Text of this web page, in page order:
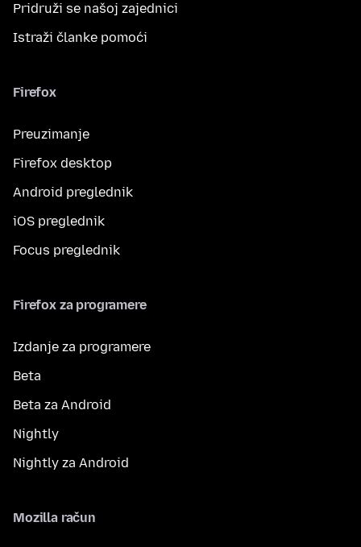
Pridruži se našoj zajednici
Istraži članke pomoći
Firefox
Preuzimanje
Firefox desktop
Android preglednik
iOS preglednik
Focus preglednik
Firefox za programere
Izdanje za programere
Beta
Beta za Android
Nightly
Nightly za Android
Mozilla račun